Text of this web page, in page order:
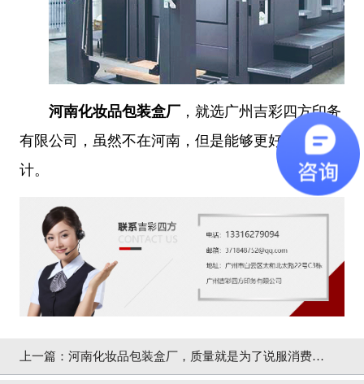
河南化妆品包装盒厂，就选广州吉彩四方印务
有限公司
，虽然不在河南，但是能够更好地还原设
计。
上一篇： 河南化妆品包装盒厂，质量就是为了说服消费者